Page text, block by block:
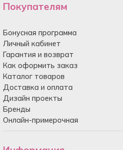
Покупателям
Бонусная программа
Личный кабинет
Гарантия и возврат
Как оформить заказ
Каталог товаров
Доставка и оплата
Дизайн проекты
Бренды
Онлайн-примерочная